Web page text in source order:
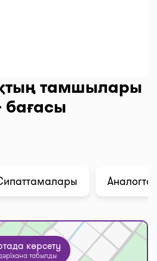
тамшылары
бағасы
көрсету
табылды